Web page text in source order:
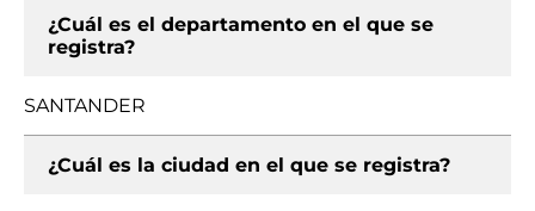
¿Cuál es el departamento en el que se
registra?
SANTANDER
¿Cuál es la ciudad en el que se registra?